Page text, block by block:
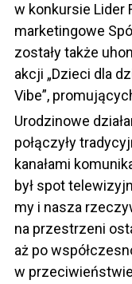
w konkursie Lider
marketingowe
zostały także
akcji „Dzieci dla
Vibe”,
Urodzinowe
połączyły
kanałami
był spot
my i nasza
na przestrzeni
aż po
w